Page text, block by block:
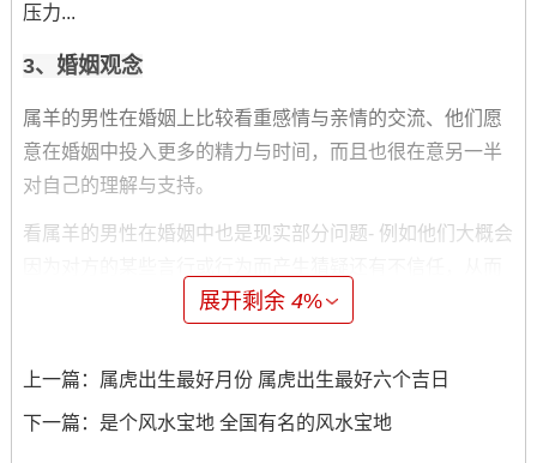
压力...
3、婚姻观念
属羊的男性在婚姻上比较看重感情与亲情的交流、他们愿
意在婚姻中投入更多的精力与时间，而且也很在意另一半
对自己的理解与支持。
看属羊的男性在婚姻中也是现实部分问题- 例如他们大概会
波及夫妻关系。属羊的男性要在婚姻中更多的沟通与理解
展开剩余4%
上一篇： 属虎出生最好月份 属虎出生最好六个吉日
下一篇： 是个风水宝地 全国有名的风水宝地